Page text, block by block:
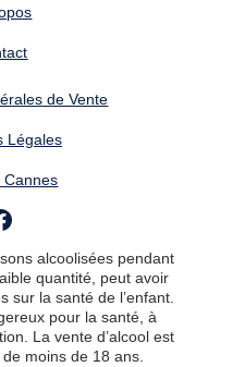
alcoolisées pendant
quantité, peut avoir
sur la santé de l’enfant.
pour la santé, à
La vente d’alcool est
moins de 18 ans.
de Vente
Légales
Cannes